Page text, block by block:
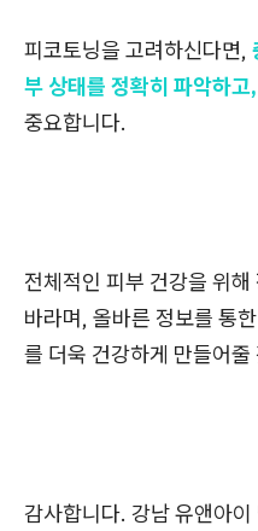
피코토닝을 고려하신다면,
부 상태를 정확히 파악하
중요합니다.
전체적인 피부 건강을 위
바라며, 올바른 정보를 통
를 더욱 건강하게 만들어줄
감사합니다. 강남 유앤아